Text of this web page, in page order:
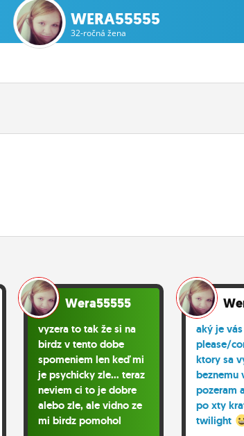
WERA55555
32-ročná žena
Wera55555
vyzera to tak že si na
birdz v tento dobe
spomeniem len keď mi
je psychicky zle… teraz
neviem ci to je dobre
alebo zle, ale vidno ze
mi birdz pomohol
aký je
please/
ktory sa
beznemu
pozeram
po xty
twilight